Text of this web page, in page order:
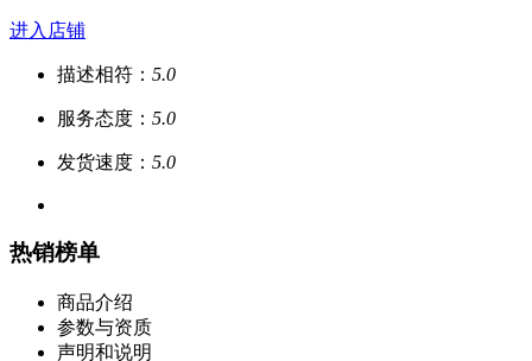
进入店铺
描述相符： 5.0
服务态度： 5.0
发货速度： 5.0
热销榜单
商品介绍
参数与资质
声明和说明